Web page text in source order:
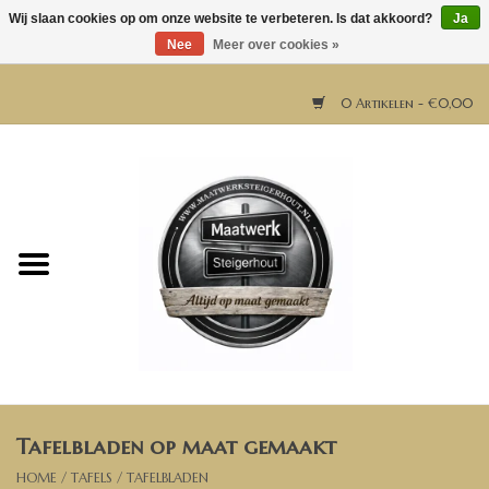
0 Artikelen - €0,00
Horeca meubels
Bartafels
Tafelbladen op maat gemaakt
HOME / TAFELS / TAFELBLADEN
Wij slaan cookies op om onze website te verbeteren. Is dat akkoord?
Ja
Nee
Meer over cookies »